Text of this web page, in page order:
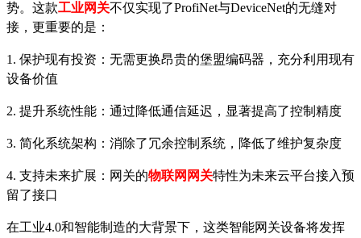
势。这款工业网关不仅实现了ProfiNet与DeviceNet的无缝对
接，更重要的是：
1. 保护现有投资：无需更换昂贵的堡盟编码器，充分利用现有
设备价值
2. 提升系统性能：通过降低通信延迟，显著提高了控制精度
3. 简化系统架构：消除了冗余控制系统，降低了维护复杂度
4. 支持未来扩展：网关的物联网网关特性为未来云平台接入预
留了接口
在工业4.0和智能制造的大背景下，这类智能网关设备将发挥